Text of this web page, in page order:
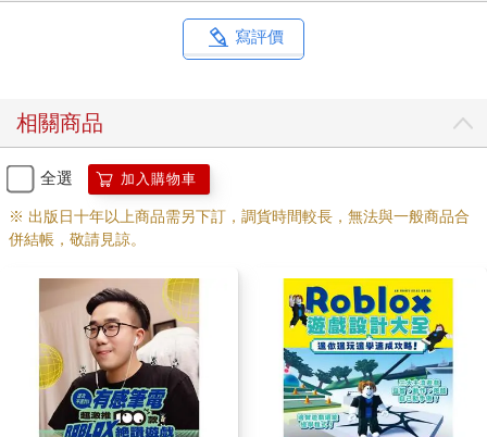
寫評價
相關商品
全選 加入購物車
※ 出版日十年以上商品需另下訂，調貨時間較長，無法與一般商品合
併結帳，敬請見諒。